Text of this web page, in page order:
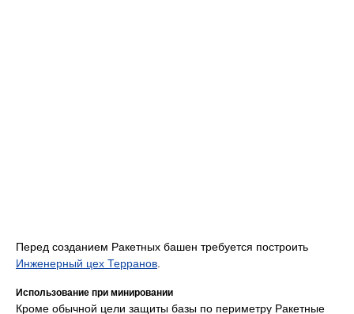
Перед созданием Ракетных башен требуется построить
Инженерный цех Терранов
Использование при минировании
Кроме обычной цели защиты базы по периметру Ракетные